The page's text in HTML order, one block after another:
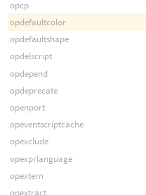
opcp
opdefaultcolor
opdefaultshape
opdelscript
opdepend
opdeprecate
openport
opeventscriptcache
opexclude
opexprlanguage
opextern
opextract